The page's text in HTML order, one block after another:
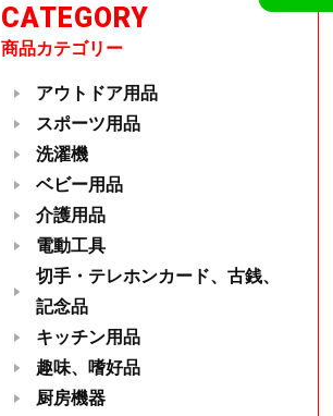
CATEGORY
商品カテゴリー
アウトドア用品
スポーツ用品
洗濯機
ベビー用品
介護用品
電動工具
切手・テレホンカード、古銭、
記念品
キッチン用品
趣味、嗜好品
厨房機器